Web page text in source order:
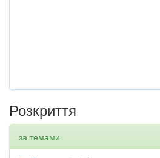
Розкриття
за темами